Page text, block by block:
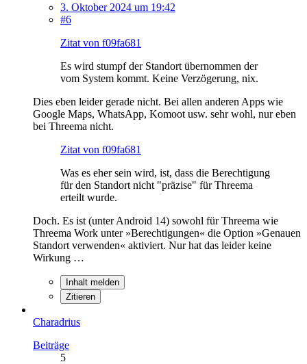
3. Oktober 2024 um 19:42
#6
Zitat von f09fa681
Es wird stumpf der Standort übernommen der
vom System kommt. Keine Verzögerung, nix.
Dies eben leider gerade nicht. Bei allen anderen Apps wie
Google Maps, WhatsApp, Komoot usw. sehr wohl, nur eben
bei Threema nicht.
Zitat von f09fa681
Was es eher sein wird, ist, dass die Berechtigung
für den Standort nicht "präzise" für Threema
erteilt wurde.
Doch. Es ist (unter Android 14) sowohl für Threema wie
Threema Work unter »Berechtigungen« die Option »Genauen
Standort verwenden« aktiviert. Nur hat das leider keine
Wirkung …
Inhalt melden
Zitieren
Charadrius
Beiträge
5